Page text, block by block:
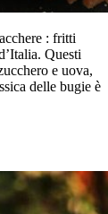
: fritti
Questi
e uova,
delle bugie è